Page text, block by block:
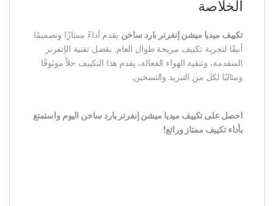
الخلاصة
تكييف ميديا ميشن إنفرتر بارد ساخن يقدم أداءً ممتازًا وتصميمًا
أنيقًا لتجربة تكييف مريحة طوال العام. بفضل تقنية الإنفرتر
المتقدمة، وتنقية الهواء الفعالة، يقدم هذا التكييف حلاً موثوقًا
ومثاليًا لكل من التبريد والتسخين.
احصل على تكييف ميديا ميشن إنفرتر بارد ساخن اليوم واستمتع
بأداء تكييف ممتاز ورائع!